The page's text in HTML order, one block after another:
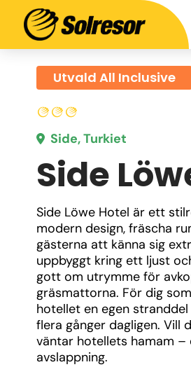
Utvald All Inclusive
Side, Turkiet
Side
Side Löwe Hotel är ett
modern design, fräscha
gästerna att känna sig
uppbyggt kring ett ljust
gott om utrymme för
gräsmattorna. För dig
hotellet en egen
flera gånger dagligen. Vill
väntar hotellets hamam
avslappning.